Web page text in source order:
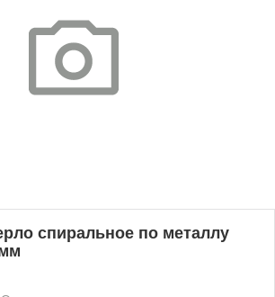
спиральное по металлу